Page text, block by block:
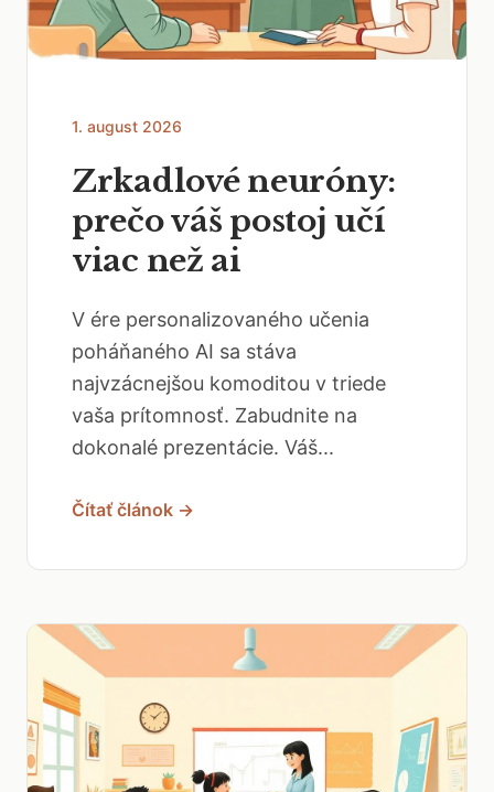
1. august 2026
Zrkadlové neuróny:
prečo váš postoj učí
viac než ai
V ére personalizovaného učenia
poháňaného AI sa stáva
najvzácnejšou komoditou v triede
vaša prítomnosť. Zabudnite na
dokonalé prezentácie. Váš...
Čítať článok →